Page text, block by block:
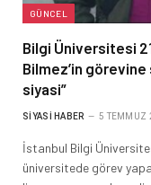
GÜNCEL
Bilgi Üniversitesi
Bilmez’in
siyasi”
SIYASI HABER 5 TEMMUZ
İstanbul Bilgi
üniversitede görev